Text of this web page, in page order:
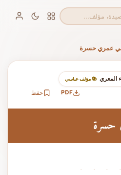
في عمري حسرة
المعري 📚 مؤلف عباسي
PDF حفظ
حسرة
· · ·